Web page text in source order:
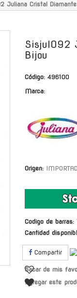
Juliana Cristal
Sisjul092
Bijou
Código: 496100
Marca:
Origen:
Codigo de barras:
Cantidad
Compartir
Sacar de mis
Agregar este